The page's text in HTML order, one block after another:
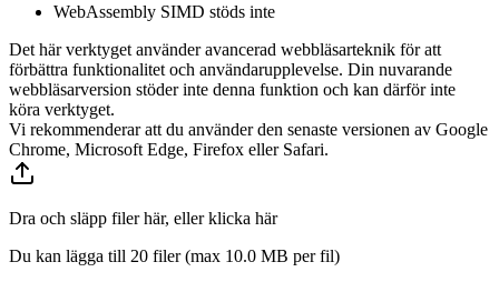
WebAssembly SIMD stöds inte
Det här verktyget använder avancerad webbläsarteknik för att
förbättra funktionalitet och användarupplevelse. Din nuvarande
webbläsarversion stöder inte denna funktion och kan därför inte
köra verktyget.
Vi rekommenderar att du använder den senaste versionen av Google
Chrome, Microsoft Edge, Firefox eller Safari.
Dra och släpp filer här, eller klicka här
Du kan lägga till 20 filer (max 10.0 MB per fil)